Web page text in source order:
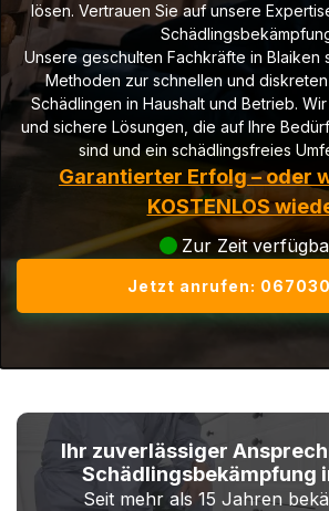
lösen. Vertrauen Sie auf unsere
Unsere geschulten Fachkräfte in Blaiken
Methoden zur schnellen und
Schädlingen in Haushalt und Betrieb.
und sichere Lösungen, die auf Ihre
sind und ein schädlingsfreies
Garantierter Erfolg – oder
KOSTENLOS
Zur Zeit
Jetzt anrufen:
Ihr zuverlässiger
Schädlingsbekämpfung
Seit mehr als 15 Jahren